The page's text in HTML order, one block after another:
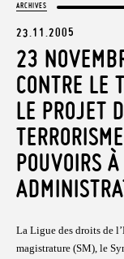
ARCHIVES
23.11.2005
23
CONTRE LE
LE PROJET
POUVOIRS
La Ligue des droits de
magistrature (SM), le